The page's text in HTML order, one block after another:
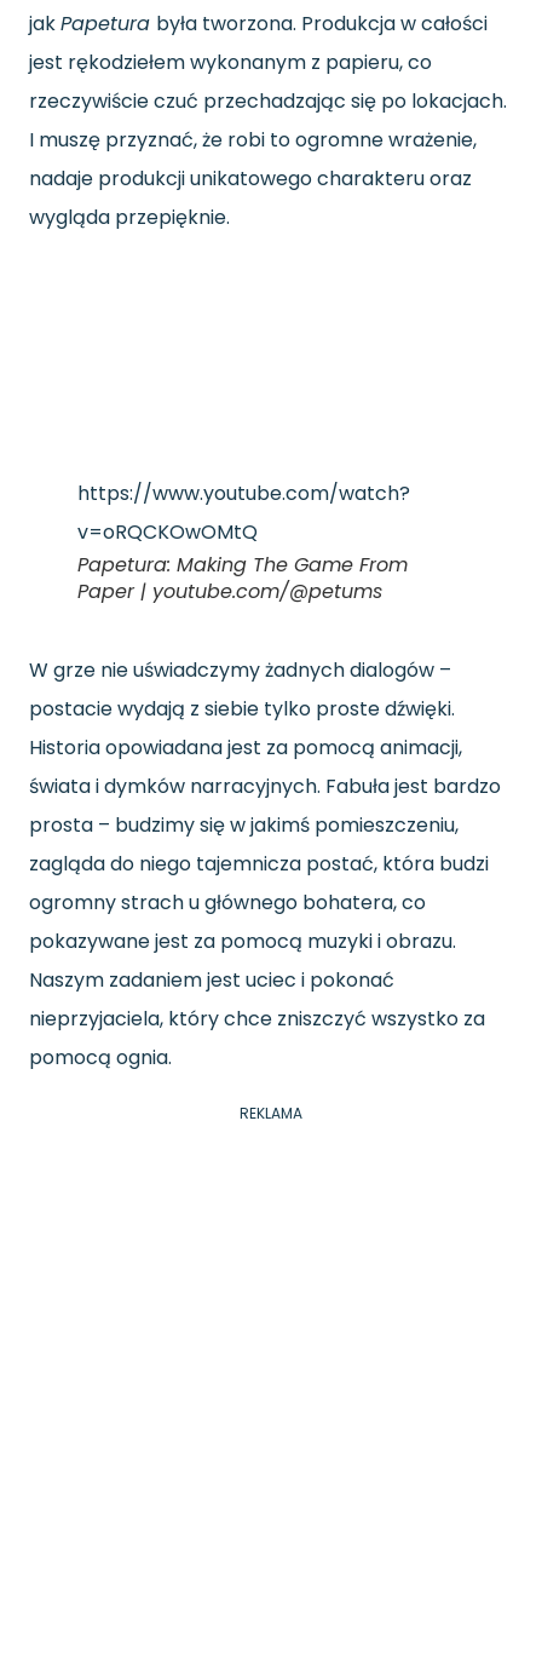
jakPapetura była tworzona. Produkcja w całości
jest rękodziełem wykonanym z papieru, co
rzeczywiście czuć przechadzając się po lokacjach.
I muszę przyznać, że robi to ogromne wrażenie,
nadaje produkcji unikatowego charakteru oraz
wygląda przepięknie.
https://www.youtube.com/watch?
v=oRQCKOwOMtQ
Papetura: Making The Game From
Paper | youtube.com/@petums
W grze nie uświadczymy żadnych dialogów –
postacie wydają z siebie tylko proste dźwięki.
Historia opowiadana jest za pomocą animacji,
świata i dymków narracyjnych. Fabuła jest bardzo
prosta – budzimy się w jakimś pomieszczeniu,
zagląda do niego tajemnicza postać, która budzi
ogromny strach u głównego bohatera, co
pokazywane jest za pomocą muzyki i obrazu.
Naszym zadaniem jest uciec i pokonać
nieprzyjaciela, który chce zniszczyć wszystko za
pomocą ognia.
REKLAMA